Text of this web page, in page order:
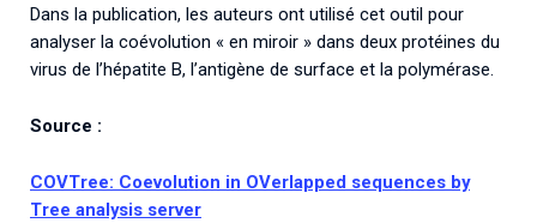
Dans la publication, les auteurs ont utilisé cet outil pour
analyser la coévolution « en miroir » dans deux protéines du
virus de l’hépatite B, l’antigène de surface et la polymérase.
Source :
COVTree: Coevolution in OVerlapped sequences by
Tree analysis server